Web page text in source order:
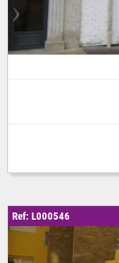
Ref: L000546